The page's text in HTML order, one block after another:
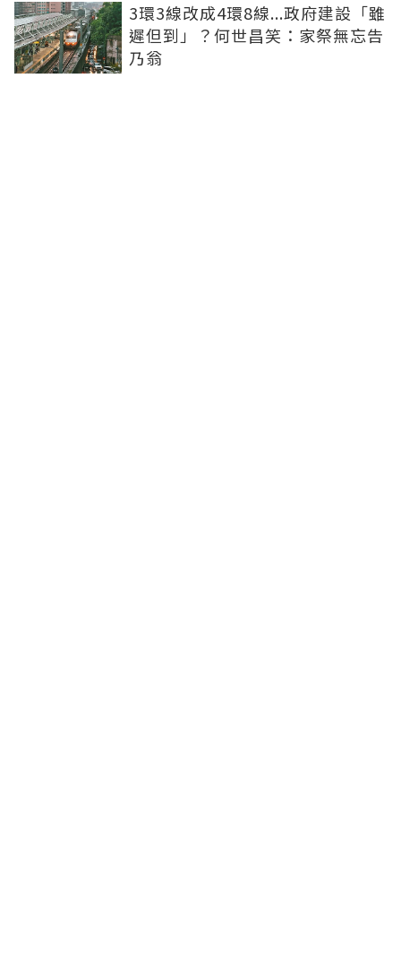
3環3線改成4環8線...政府建設「雖
遲但到」？何世昌笑：家祭無忘告
乃翁